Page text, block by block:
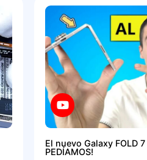
El nuevo Galaxy FOLD 7
PEDÍAMOS!